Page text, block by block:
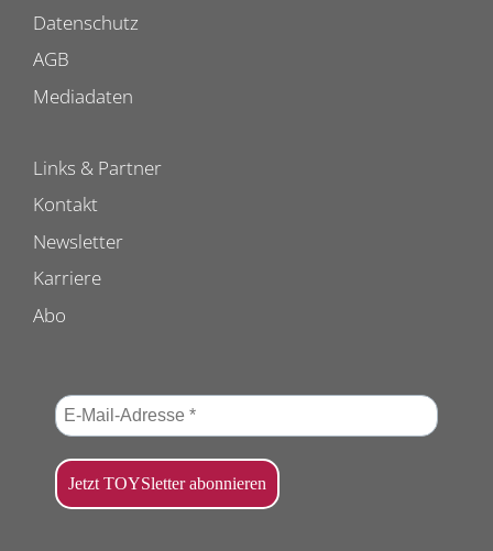
Datenschutz
AGB
Mediadaten
Links & Partner
Kontakt
Newsletter
Karriere
Abo